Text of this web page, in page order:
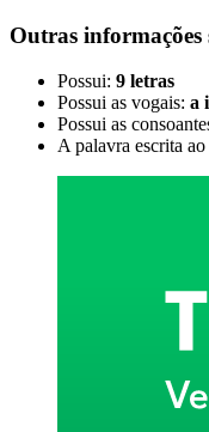
Outras informações
Possui: 9 letras
Possui as vogais: a
Possui as
A palavra escrita